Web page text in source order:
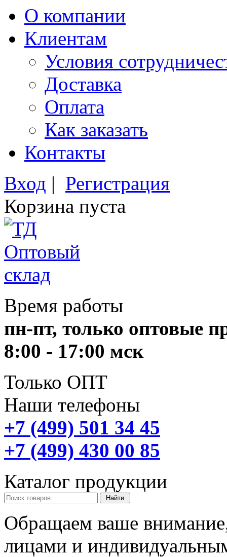
О компании
Клиентам
Условия
Доставка
Оплата
Как заказать
Контакты
Вход | Регистрация
Корзина пуста
Время работы
пн-пт, только оптовые
8:00 - 17:00 мск
Только ОПТ
Наши телефоны
+7 (499) 501 34 45
+7 (499) 430 00 85
Каталог продукции
Обращаем ваше
лицами и